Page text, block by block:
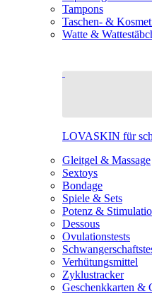
Tampons
Taschen- &
Watte &
LOVASKIN für
Gleitgel & Massage
Sextoys
Bondage
Spiele & Sets
Potenz &
Dessous
Ovulationstests
Verhütungsmittel
Zyklustracker
Geschenkkarten &